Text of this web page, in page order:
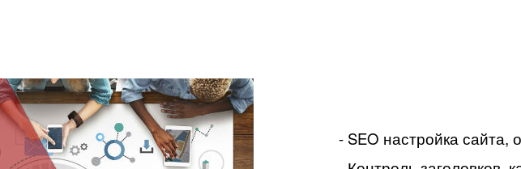
- SEO настройка сайта,